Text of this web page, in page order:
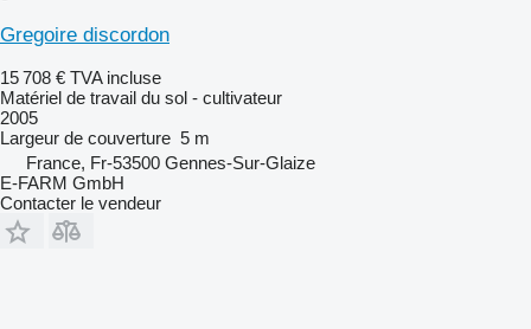
Gregoire discordon
15 708 € TVA incluse
Matériel de travail du sol - cultivateur
2005
Largeur de couverture 5 m
France, Fr-53500 Gennes-Sur-Glaize
E-FARM GmbH
Contacter le vendeur